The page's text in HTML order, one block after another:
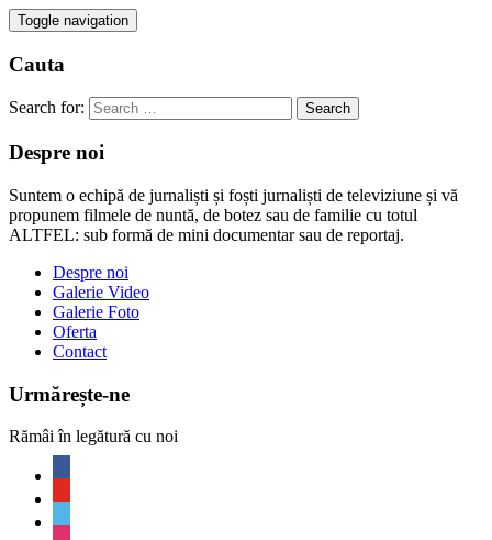
Toggle navigation
Cauta
Search for:
Despre noi
Suntem o echipă de jurnaliști și foști jurnaliști de televiziune și vă
propunem filmele de nuntă, de botez sau de familie cu totul
ALTFEL: sub formă de mini documentar sau de reportaj.
Despre noi
Galerie Video
Galerie Foto
Oferta
Contact
Urmărește-ne
Rămâi în legătură cu noi